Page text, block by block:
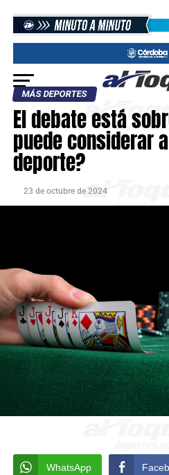
MÁS DEPORTES
El debate está
puede considerar
deporte?
23 de octubre de 2024
WhatsApp